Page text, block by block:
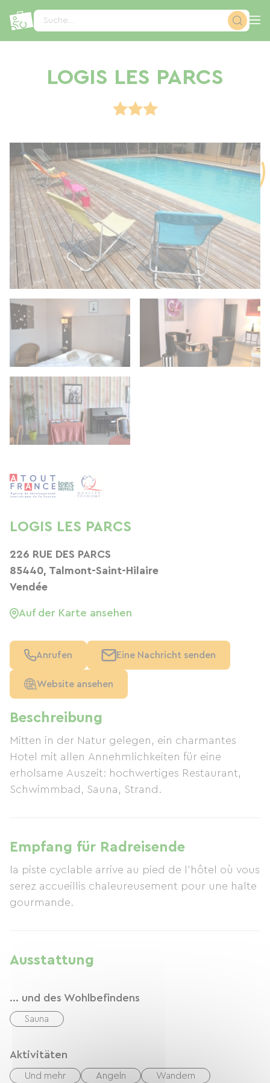
Suche...
LOGIS LES PARCS
Beschreibung
Mitten in der Natur gelegen, ein charmantes
Hotel mit allen Annehmlichkeiten für eine
erholsame Auszeit: hochwertiges Restaurant,
Schwimmbad, Sauna, Strand.
Empfang für Radreisende
la piste cyclable arrive au pied de l'hôtel où vous
serez accueillis chaleureusement pour une halte
gourmande.
Ausstattung
... und des Wohlbefindens
Sauna
Aktivitäten
Und mehr Angeln Wandern
LOGIS LES PARCS
226 RUE DES PARCS
85440, Talmont-Saint-Hilaire
Vendée
Auf der Karte ansehen
Anrufen Eine Nachricht senden
Website ansehen
Cookie-Einstellungen